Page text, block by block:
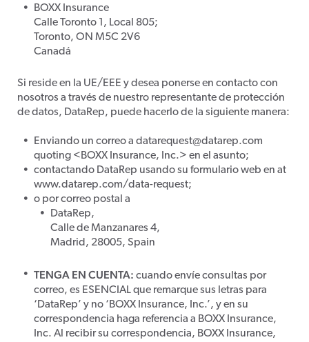
BOXX Insurance
Calle Toronto 1, Local 805;
Toronto, ON M5C 2V6
Canadá
Si reside en la UE/EEE y desea ponerse en contacto con
nosotros a través de nuestro representante de protección
de datos, DataRep, puede hacerlo de la siguiente manera:
Enviando un correo a datarequest@datarep.com
quoting <BOXX Insurance, Inc.> en el asunto;
contactando DataRep usando su formulario web en at
www.datarep.com/data-request;
o por correo postal a
DataRep,
Calle de Manzanares 4,
Madrid, 28005, Spain
TENGA EN CUENTA: cuando envíe consultas por
correo, es ESENCIAL que remarque sus letras para
‘DataRep’ y no ‘BOXX Insurance, Inc.’, y en su
correspondencia haga referencia a BOXX Insurance,
Inc. Al recibir su correspondencia, BOXX Insurance,